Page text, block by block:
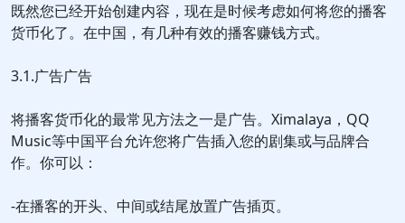
既然您已经开始创建内容，现在是时候考虑如何将您的播客
货币化了。在中国，有几种有效的播客赚钱方式。
3.1.广告广告
将播客货币化的最常见方法之一是广告。Ximalaya，QQ
Music等中国平台允许您将广告插入您的剧集或与品牌合
作。你可以：
-在播客的开头、中间或结尾放置广告插页。